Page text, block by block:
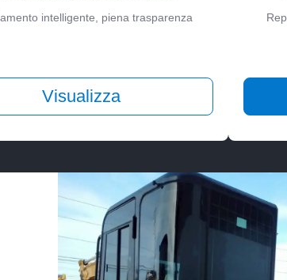
intelligente, piena trasparenza
Visualizza
con fiducia